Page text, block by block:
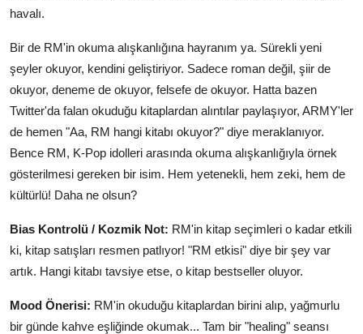
havalı.
Bir de RM'in okuma alışkanlığına hayranım ya. Sürekli yeni
şeyler okuyor, kendini geliştiriyor. Sadece roman değil, şiir de
okuyor, deneme de okuyor, felsefe de okuyor. Hatta bazen
Twitter'da falan okuduğu kitaplardan alıntılar paylaşıyor, ARMY'ler
de hemen "Aa, RM hangi kitabı okuyor?" diye meraklanıyor.
Bence RM, K-Pop idolleri arasında okuma alışkanlığıyla örnek
gösterilmesi gereken bir isim. Hem yetenekli, hem zeki, hem de
kültürlü! Daha ne olsun?
Bias Kontrolü / Kozmik Not: RM'in kitap seçimleri o kadar etkili
ki, kitap satışları resmen patlıyor! "RM etkisi" diye bir şey var
artık. Hangi kitabı tavsiye etse, o kitap bestseller oluyor.
Mood Önerisi: RM'in okuduğu kitaplardan birini alıp, yağmurlu
bir günde kahve eşliğinde okumak... Tam bir "healing" seansı